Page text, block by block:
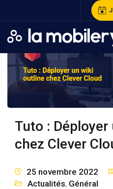
Tuto :
chez Clever
25 novembre 2022
Actualités, Général